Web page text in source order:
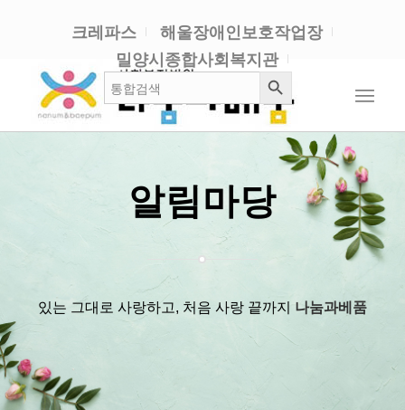
크레파스
해울장애인보호작업장
밀양시종합사회복지관
검 검색 버튼
알림마당
있는 그대로 사랑하고, 처음 사랑 끝까지 나눔과베품